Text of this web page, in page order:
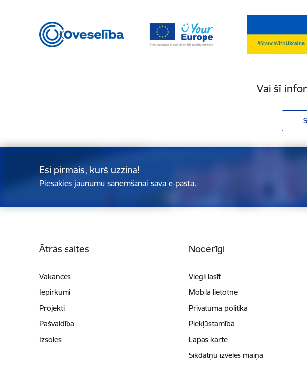
Vai šī
Esi pirmais, kurš uzzina!
Piesakies jaunumu saņemšanai savā e-pastā.
Ātrās saites
Vakances
Iepirkumi
Projekti
Pašvaldība
Izsoles
Noderīgi
Viegli lasīt
Mobilā lietotne
Privātuma politika
Piekļūstamība
Lapas karte
Sīkdatņu izvēles maiņa